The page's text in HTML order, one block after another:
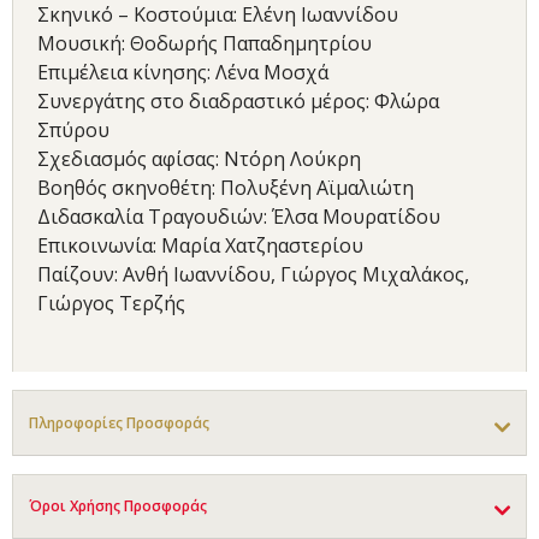
Σκηνικό – Κοστούμια: Ελένη Ιωαννίδου
Μουσική: Θοδωρής Παπαδημητρίου
Επιμέλεια κίνησης: Λένα Μοσχά
Συνεργάτης στο διαδραστικό μέρος: Φλώρα
Σπύρου
Σχεδιασμός αφίσας: Ντόρη Λούκρη
Βοηθός σκηνοθέτη: Πολυξένη Αϊμαλιώτη
Διδασκαλία Τραγουδιών: Έλσα Μουρατίδου
Επικοινωνία: Μαρία Χατζηαστερίου
Παίζουν: Ανθή Ιωαννίδου, Γιώργος Μιχαλάκος,
Γιώργος Τερζής
Πληροφορίες Προσφοράς
Όροι Χρήσης Προσφοράς